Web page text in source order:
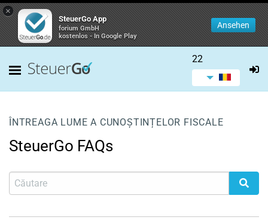
×
SteuerGo App
forium GmbH
kostenlos - In Google Play
Ansehen
22
ÎNTREAGA LUME A CUNOȘTINȚELOR FISCALE
SteuerGo FAQs